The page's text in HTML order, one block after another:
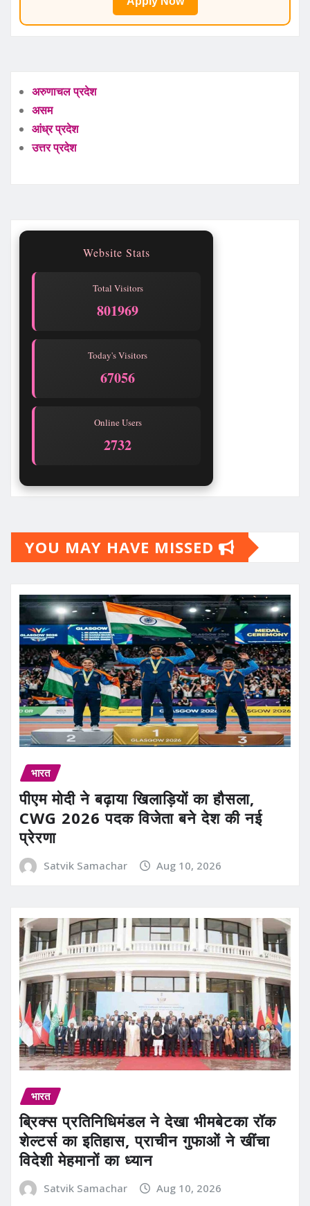
अरुणाचल प्रदेश
असम
आंध्र प्रदेश
उत्तर प्रदेश
Website Stats
Total Visitors
801969
Today's Visitors
67056
Online Users
2732
YOU MAY HAVE MISSED
भारत
पीएम मोदी ने बढ़ाया खिलाड़ियों का हौसला,
CWG 2026 पदक विजेता बने देश की नई
प्रेरणा
Satvik Samachar Aug 10, 2026
भारत
ब्रिक्स प्रतिनिधिमंडल ने देखा भीमबेटका रॉक
शेल्टर्स का इतिहास, प्राचीन गुफाओं ने खींचा
विदेशी मेहमानों का ध्यान
Satvik Samachar Aug 10, 2026